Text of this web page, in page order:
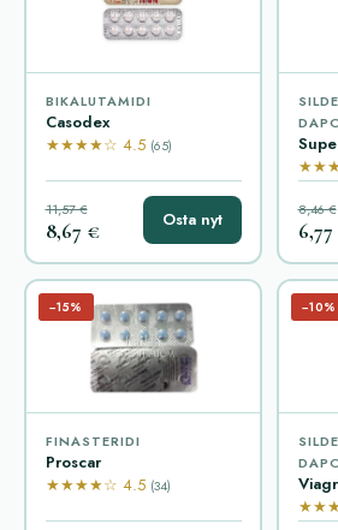
BIKALUTAMIDI
Casodex
★★★★☆ 4.5 (65)
11,57 €
8,67 € Osta nyt 8,46 €
−15%
FINASTERIDI
Proscar
★★★★☆ 4.5 (34)
−10%